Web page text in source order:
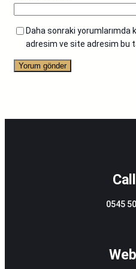
Daha sonraki yorumlarımda
adresim ve site adresim bu
0545